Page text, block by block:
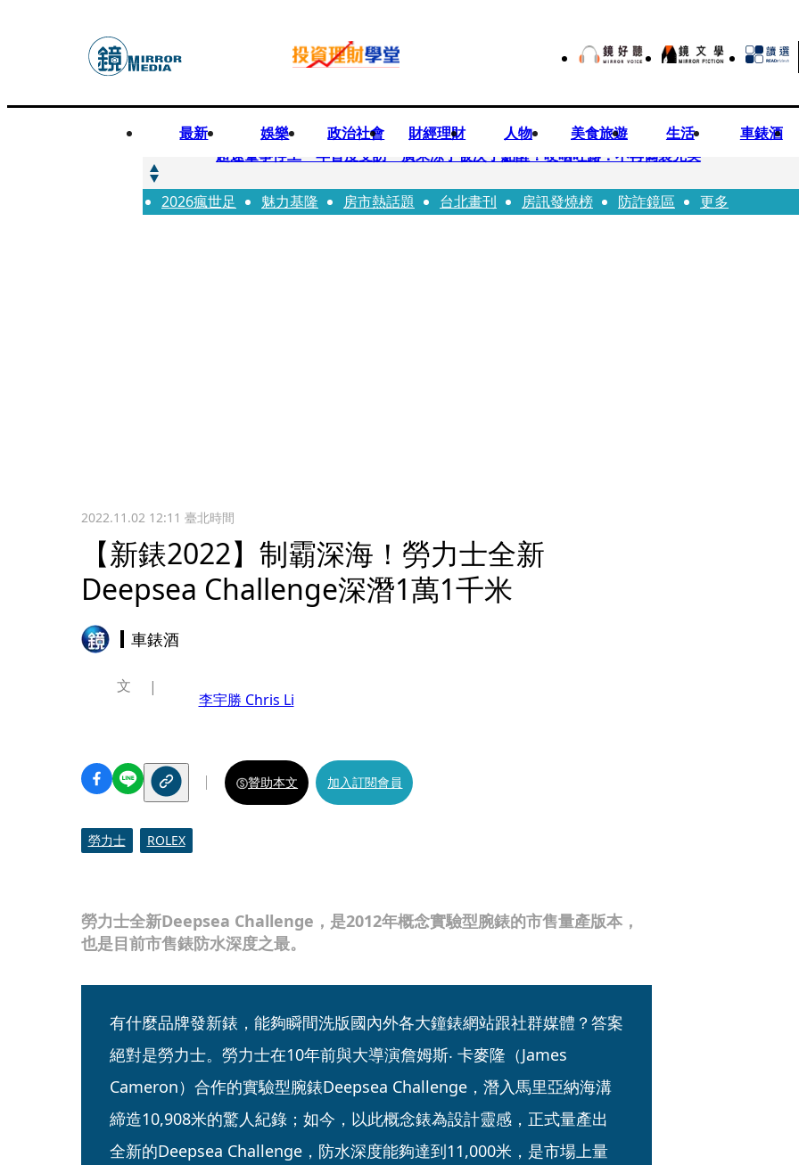
最新 娛樂 政治社會 財經理財 人物 美食旅遊 生活 車錶酒
快訊
超速肇事停工一年首度受訪 廣末涼子被次子點醒！哽咽吐露：不再偽裝完美
快訊
暗黑界轉戰科技圈！前AV女優當工程師 接單「網站製作」
2026瘋世足 魅力基隆 房市熱話題 台北畫刊 房訊發燒榜 防詐鏡區 更多
2022.11.02 12:11 臺北時間
【新錶2022】制霸深海！勞力士全新
Deepsea Challenge深潛1萬1千米
車錶酒
勞力士全新Deepsea Challenge，是2012年概念實驗型腕錶的市售量產版本，
也是目前市售錶防水深度之最。
文
李宇勝 Chris Li
贊助本文 加入訂閱會員
勞力士 ROLEX
有什麼品牌發新錶，能夠瞬間洗版國內外各大鐘錶網站跟社群媒體？答案
絕對是勞力士。勞力士在10年前與大導演詹姆斯‧ 卡麥隆（James
Cameron）合作的實驗型腕錶Deepsea Challenge，潛入馬里亞納海溝
締造10,908米的驚人紀錄；如今，以此概念錶為設計靈感，正式量產出
全新的Deepsea Challenge，防水深度能夠達到11,000米，是市場上量